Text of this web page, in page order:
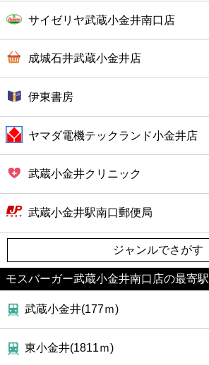
サイゼリヤ武蔵小金井南口店
成城石井武蔵小金井店
伊東書房
ヤマダ電機テックランド小金井店
武蔵小金井クリニック
武蔵小金井駅南口郵便局
ジャンルでさがす
モスバーガー武蔵小金井南口店の最寄駅
武蔵小金井(177ｍ)
東小金井(1811ｍ)